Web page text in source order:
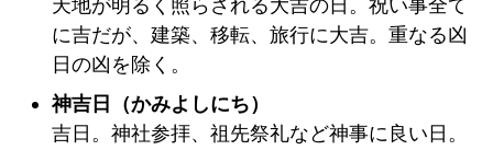
に吉だが、建築、移転、旅行に大吉。重なる凶
日の凶を除く。
神吉日（かみよしにち）
吉日。神社参拝、祖先祭礼など神事に良い日。